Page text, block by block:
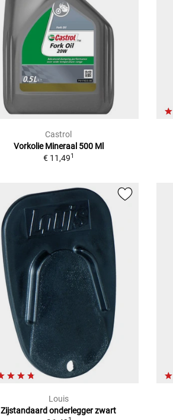
Castrol
Vorkolie Mineraal 500 Ml
€ 11,491
Louis
Zijstandaard onderlegger zwart